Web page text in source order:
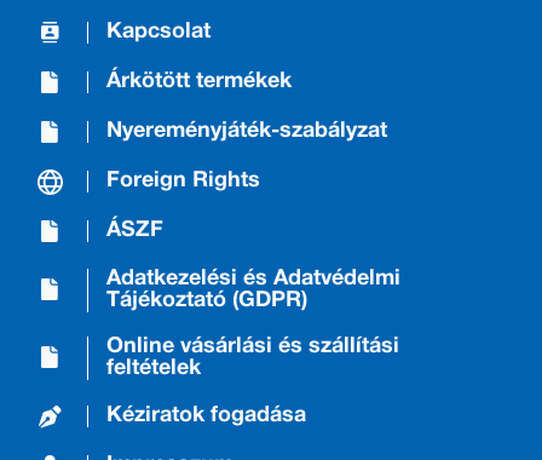
Kapcsolat
Árkötött termékek
Nyereményjáték-szabályzat
Foreign Rights
ÁSZF
Adatkezelési és Adatvédelmi
Tájékoztató (GDPR)
Online vásárlási és szállítási
feltételek
Kéziratok fogadása